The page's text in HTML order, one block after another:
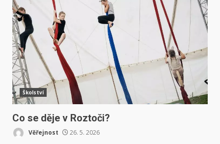
Školství
Co se děje v Roztoči?
Věřejnost 26. 5. 2026